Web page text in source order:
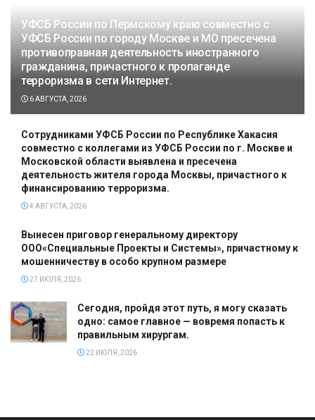
УФСБ России по Пермскому краю совместно с
УФСБ России по городу Москве и МО пресечена
противоправная деятельность иностранного
гражданина, причастного к пропаганде
терроризма в сети Интернет.
6 АВГУСТА, 2026
Сотрудниками УФСБ России по Республике Хакасия
совместно с коллегами из УФСБ России по г. Москве и
Московской области выявлена и пресечена
деятельность жителя города Москвы, причастного к
финансированию терроризма.
4 АВГУСТА, 2026
Вынесен приговор генеральному директору
ООО«Специальные Проекты и Системы», причастному к
мошенничеству в особо крупном размере
27 ИЮЛЯ, 2026
Сегодня, пройдя этот путь, я могу сказать
одно: самое главное — вовремя попасть к
правильным хирургам.
22 ИЮЛЯ, 2026